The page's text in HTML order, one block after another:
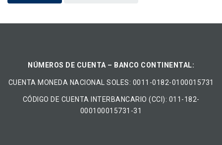
NÚMEROS DE CUENTA – BANCO CONTINENTAL:
CUENTA MONEDA NACIONAL​ ​SOLES​: 0011-0182-0100015731
CÓDIGO DE CUENTA INTERBANCARIO (CCI): 011-182-
000100015731-31